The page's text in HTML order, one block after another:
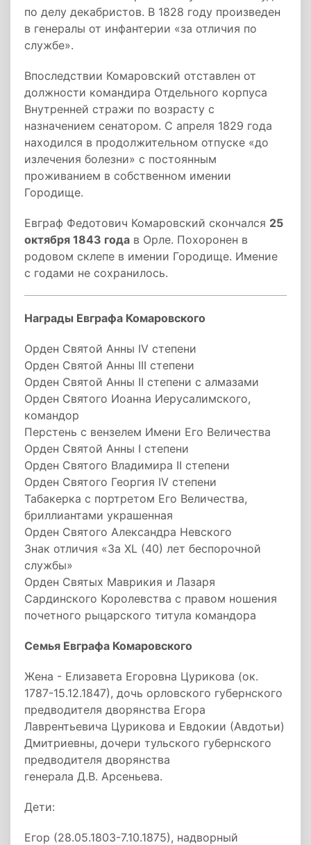
по делу декабристов. В 1828 году произведен
в генералы от инфантерии «за отличия по
службе».
Впоследствии Комаровский отставлен от
должности командира Отдельного корпуса
Внутренней стражи по возрасту с
назначением сенатором. С апреля 1829 года
находился в продолжительном отпуске «до
излечения болезни» с постоянным
проживанием в собственном имении
Городище.
Евграф Федотович Комаровский скончался 25
октября 1843 года в Орле. Похоронен в
родовом склепе в имении Городище. Имение
с годами не сохранилось.
Награды Евграфа Комаровского
Орден Святой Анны IV степени
Орден Святой Анны III степени
Орден Святой Анны II степени с алмазами
Орден Святого Иоанна Иерусалимского,
командор
Перстень с вензелем Имени Его Величества
Орден Святой Анны I степени
Орден Святого Владимира II степени
Орден Святого Георгия IV степени
Табакерка с портретом Его Величества,
бриллиантами украшенная
Орден Святого Александра Невского
Знак отличия «За XL (40) лет беспорочной
службы»
Орден Святых Маврикия и Лазаря
Сардинского Королевства с правом ношения
почетного рыцарского титула командора
Семья Евграфа Комаровского
Жена - Елизавета Егоровна Цурикова (ок.
1787-15.12.1847), дочь орловского губернского
предводителя дворянства Егора
Лаврентьевича Цурикова и Евдокии (Авдотьи)
Дмитриевны, дочери тульского губернского
предводителя дворянства
генерала Д.В. Арсеньева.
Дети:
Егор (28.05.1803-7.10.1875), надворный